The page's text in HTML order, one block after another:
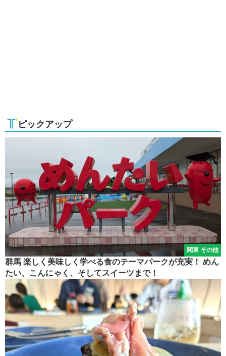
ピックアップ
関東 その他
群馬 楽しく美味しく学べる食のテーマパークが充実！ めん
たい、こんにゃく、そしてスイーツまで！